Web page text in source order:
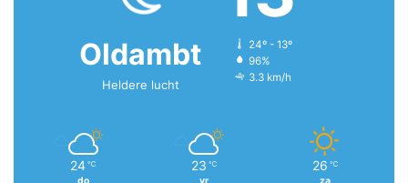
Oldambt
Heldere lucht
24º - 13º
96%
3.3 km/h
24 ℃ 23 ℃ 26 ℃